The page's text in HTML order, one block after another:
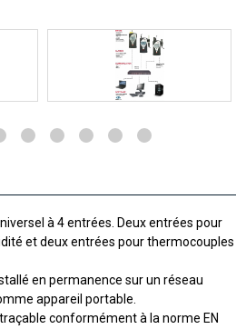
à 4 entrées. Deux entrées pour
et deux entrées pour thermocouples
en permanence sur un réseau
appareil portable.
conformément à la norme EN